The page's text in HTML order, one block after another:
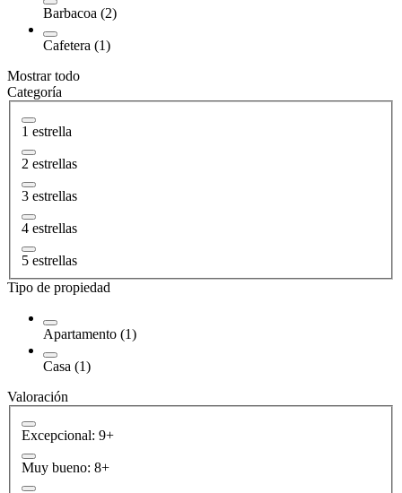
Barbacoa (2)
Cafetera (1)
Mostrar todo
Categoría
1 estrella
2 estrellas
3 estrellas
4 estrellas
5 estrellas
Tipo de propiedad
Apartamento (1)
Casa (1)
Valoración
Excepcional: 9+
Muy bueno: 8+